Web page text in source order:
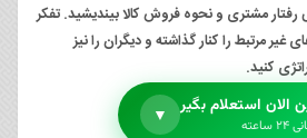
مشتری و نحوه فروش کالا بیندیشید. تفکر
مرتبط را کنار گذاشته و دیگران را نیز
کنید.
الان استعلام بگیر ▼